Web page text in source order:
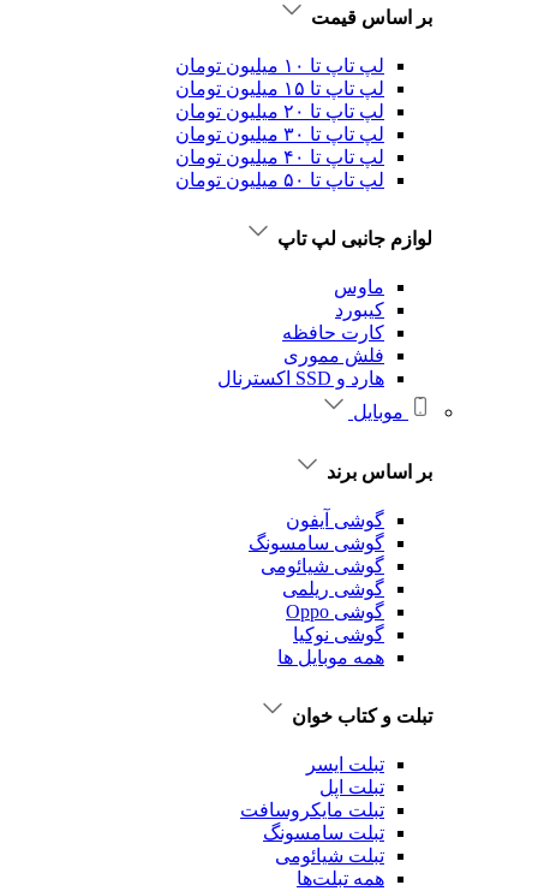
بر اساس قیمت
لپ تاپ تا ۱۰ میلیون تومان
لپ تاپ تا ۱۵ میلیون تومان
لپ تاپ تا ۲۰ میلیون تومان
لپ تاپ تا ۳۰ میلیون تومان
لپ تاپ تا ۴۰ میلیون تومان
لپ تاپ تا ۵۰ میلیون تومان
لوازم جانبی لپ تاپ
ماوس
کیبورد
کارت حافظه
فلش مموری
هارد و SSD اکسترنال
موبایل
بر اساس برند
گوشی آیفون
گوشی سامسونگ
گوشی شیائومی
گوشی ریلمی
گوشی Oppo
گوشی نوکیا
همه موبایل ها
تبلت و کتاب خوان
تبلت ایسر
تبلت اپل
تبلت‌ مایکروسافت
تبلت‌ سامسونگ
تبلت شیائومی
همه تبلت‌ها